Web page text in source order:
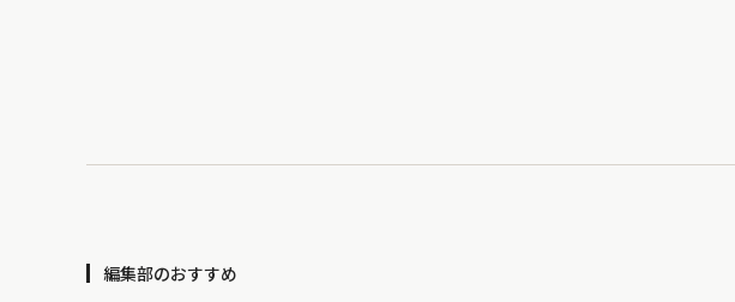
編集部のおすすめ